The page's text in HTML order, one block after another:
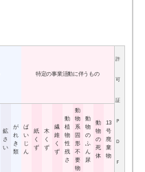
特定の事業活動に伴うもの
許
可
証
Ｐ
Ｄ
Ｆ
鉱
さ
い
が
れ
き
類
ば
い
じ
ん
紙
く
ず
木
く
ず
繊
維
く
ず
動
植
物
性
残
さ
動
物
系
固
形
不
要
物
動
物
の
ふ
ん
尿
動
物
の
死
体
13
号
廃
棄
物